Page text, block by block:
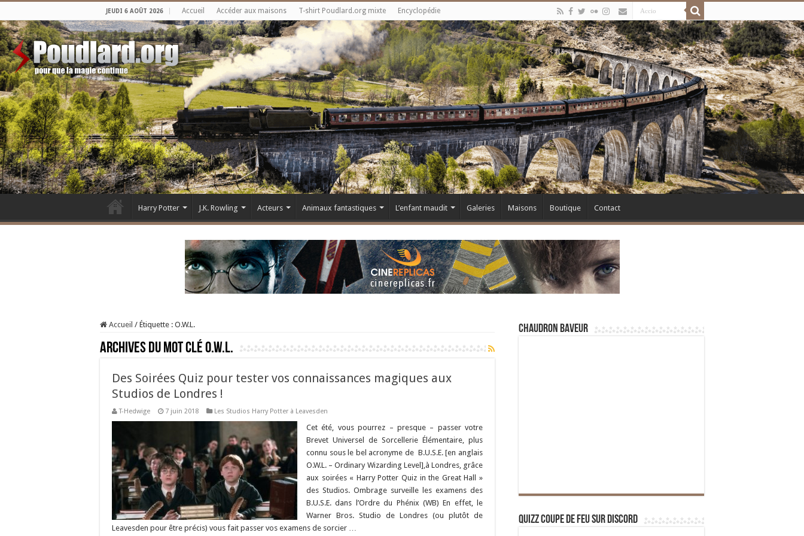
JEUDI 6 AOÛT 2026 Accueil Accéder aux maisons T-shirt Poudlard.org mixte Encyclopédie
Harry Potter J.K. Rowling Acteurs Animaux fantastiques L’enfant maudit Galeries Maisons Boutique Contact
Accueil / Étiquette : O.W.L.
Archives du mot cléO.W.L.
Des Soirées Quiz pour tester vos connaissances magiques aux
Studios de Londres !
T-Hedwige 7 juin 2018 Les Studios Harry Potter à Leavesden
Cet été, vous pourrez – presque – passer votre
Brevet Universel de Sorcellerie Élémentaire, plus
connu sous le bel acronyme de B.U.S.E. [en anglais
O.W.L. – Ordinary Wizarding Level],à Londres, grâce
aux soirées « Harry Potter Quiz in the Great Hall »
des Studios. Ombrage surveille les examens des
B.U.S.E. dans l’Ordre du Phénix (WB) En effet, le
Warner Bros. Studio de Londres (ou plutôt de
Leavesden pour être précis) vous fait passer vos examens de sorcier …
Chaudron Baveur
Quizz Coupe de Feu sur Discord